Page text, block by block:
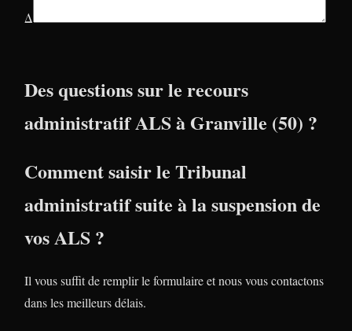
Δ
Des questions sur le recours
administratif ALS à Granville (50) ?
Comment saisir le Tribunal
administratif suite à la suspension de
vos ALS ?
Il vous suffit de remplir le formulaire et nous vous contactons
dans les meilleurs délais.